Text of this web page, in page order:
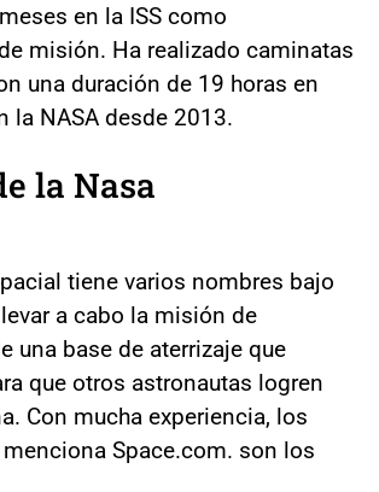
en la ISS como
misión. Ha realizado caminatas
una duración de 19 horas en
la NASA desde 2013.
la Nasa
tiene varios nombres bajo
a cabo la misión de
una base de aterrizaje que
que otros astronautas logren
Con mucha experiencia, los
Space.com. son los